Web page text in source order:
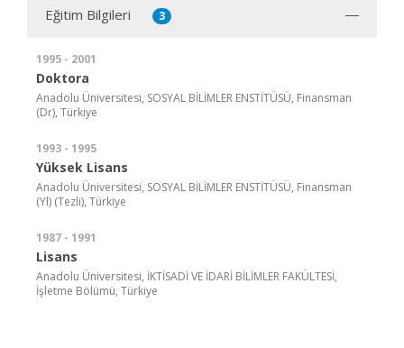
Eğitim Bilgileri 3
1995 - 2001
Doktora
Anadolu Üniversitesi, SOSYAL BİLİMLER ENSTİTÜSÜ, Finansman
(Dr), Türkiye
1993 - 1995
Yüksek Lisans
Anadolu Üniversitesi, SOSYAL BİLİMLER ENSTİTÜSÜ, Finansman
(Yl) (Tezli), Türkiye
1987 - 1991
Lisans
Anadolu Üniversitesi, İKTİSADİ VE İDARİ BİLİMLER FAKÜLTESİ,
İşletme Bölümü, Türkiye